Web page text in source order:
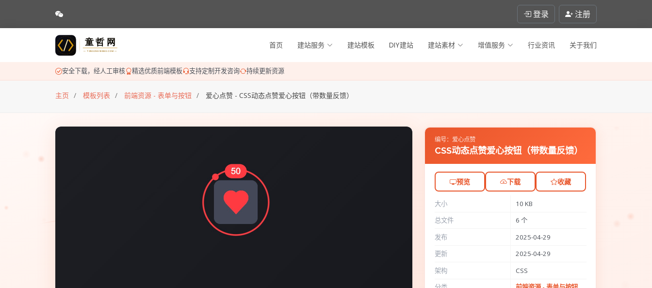
登录 注册
首页 建站服务 建站模板 DIY建站 建站素材 增值服务 行业资讯 关于我们
安全下载，经人工审核 精选优质前端模板 支持定制开发咨询 持续更新资源
主页 模板列表 前端资源 - 表单与按钮 爱心点赞 - CSS动态点赞爱心按钮（带数量反馈）
编号：爱心点赞
CSS动态点赞爱心按钮（带数量反馈）
预览 下载 收藏
大小
10 KB
总文件
6 个
发布
2025-04-29
更新
2025-04-29
架构
CSS